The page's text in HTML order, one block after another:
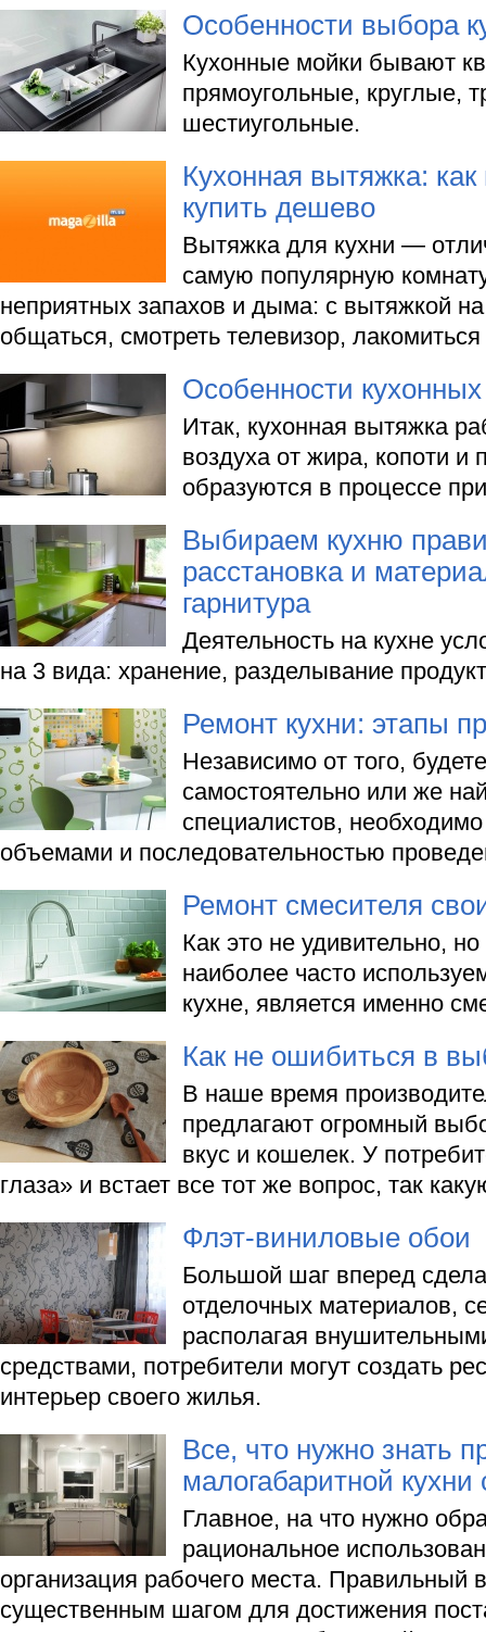
Особенности выбора
Кухонные мойки бывают
прямоугольные, круглые,
шестиугольные.
Кухонная вытяжка: как
купить дешево
Вытяжка для кухни —
самую популярную
неприятных запахов и дыма: с вытяжкой на
общаться, смотреть телевизор,
Особенности
Итак, кухонная вытяжка
воздуха от жира, копоти и
образуются в процессе
Выбираем кухню
расстановка и
гарнитура
Деятельность на кухне
на 3 вида: хранение, разделывание
Ремонт кухни: этапы
Независимо от того,
самостоятельно или же
специалистов,
объемами и последовательностью
Ремонт смесителя
Как это не удивительно,
наиболее часто
кухне, является именно
Как не ошибиться в
В наше время
предлагают огромный
вкус и кошелек. У
глаза» и встает все тот же вопрос, так
Флэт-виниловые обои
Большой шаг вперед
отделочных материалов,
располагая
средствами, потребители могут создать
интерьер своего жилья.
Все, что нужно знать
малогабаритной
Главное, на что нужно
рациональное
организация рабочего места. Правильный
существенным шагом для достижения